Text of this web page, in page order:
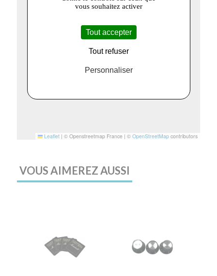
Leaflet | © Openstreetmap France | © OpenStreetMap contributors
VOUS AIMEREZ AUSSI
vous souhaitez activer
Tout accepter
Tout refuser
Personnaliser